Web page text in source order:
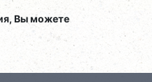
Вы можете